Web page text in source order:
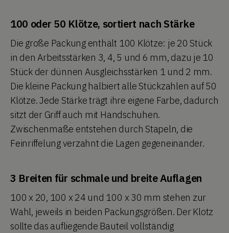
100 oder 50 Klötze, sortiert nach Stärke
Die große Packung enthält 100 Klötze: je 20 Stück
in den Arbeitsstärken 3, 4, 5 und 6 mm, dazu je 10
Stück der dünnen Ausgleichsstärken 1 und 2 mm.
Die kleine Packung halbiert alle Stückzahlen auf 50
Klötze. Jede Stärke trägt ihre eigene Farbe, dadurch
sitzt der Griff auch mit Handschuhen.
Zwischenmaße entstehen durch Stapeln, die
Feinriffelung verzahnt die Lagen gegeneinander.
3 Breiten für schmale und breite Auflagen
100 x 20, 100 x 24 und 100 x 30 mm stehen zur
Wahl, jeweils in beiden Packungsgrößen. Der Klotz
sollte das aufliegende Bauteil vollständig